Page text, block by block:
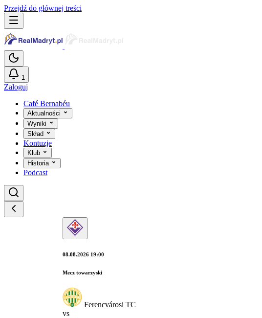
Przejdź do głównej treści
1
Zaloguj
Café Bernabéu
Aktualności
Wyniki
Skład
Kontuzje
Klub
Historia
Podcast
08.08.2026 19:00
Mecz towarzyski
Ferencvárosi TC
vs